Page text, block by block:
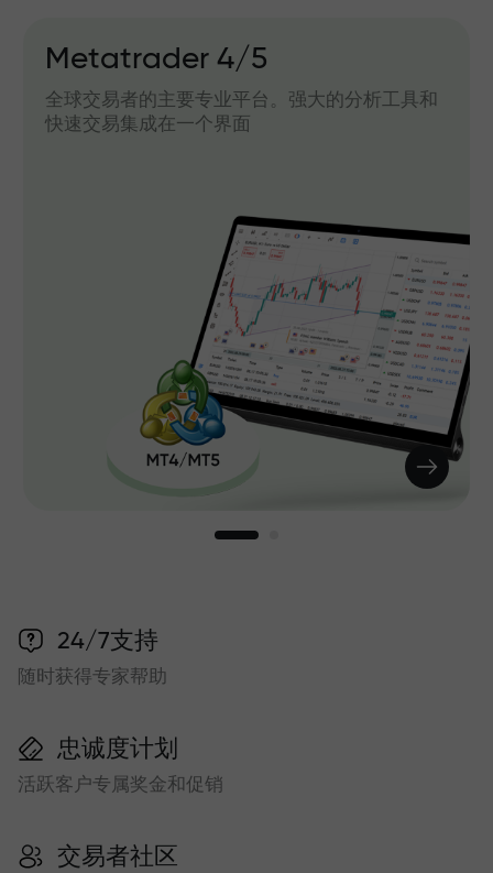
Metatrader 4/5
全球交易者的主要专业平台。强大的分析工具和
快速交易集成在一个界面
24/7支持
随时获得专家帮助
忠诚度计划
活跃客户专属奖金和促销
交易者社区